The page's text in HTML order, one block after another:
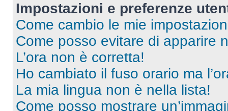
Impostazioni e preferenze
Come cambio le mie
Come posso evitare di apparire
L’ora non è corretta!
Ho cambiato il fuso orario ma
La mia lingua non è nella lista!
Come posso mostrare